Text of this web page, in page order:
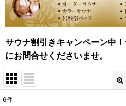
サウナ割引きキャンペーン中
にお問合せくださいませ。
6件